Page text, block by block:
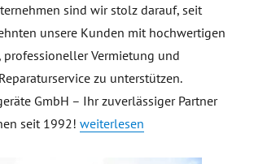
sind wir stolz darauf, seit
unsere Kunden mit hochwertigen
professioneller Vermietung und
zu unterstützen.
GmbH – Ihr zuverlässiger Partner
seit 1992! „Ziesmann Baugeräte GmbH
weiterlesen